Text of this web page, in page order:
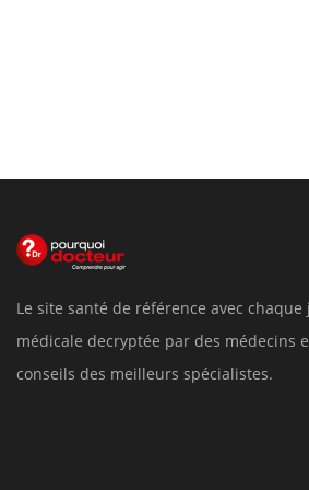
Le site santé de référence avec
médicale decryptée par des médecins
conseils des meilleurs spécialistes.